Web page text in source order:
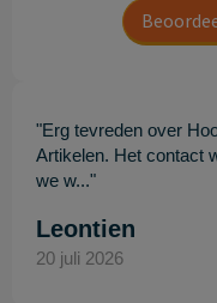
"Erg tevreden over
Artikelen. Het contact
we w..."
Leontien
20 juli 2026